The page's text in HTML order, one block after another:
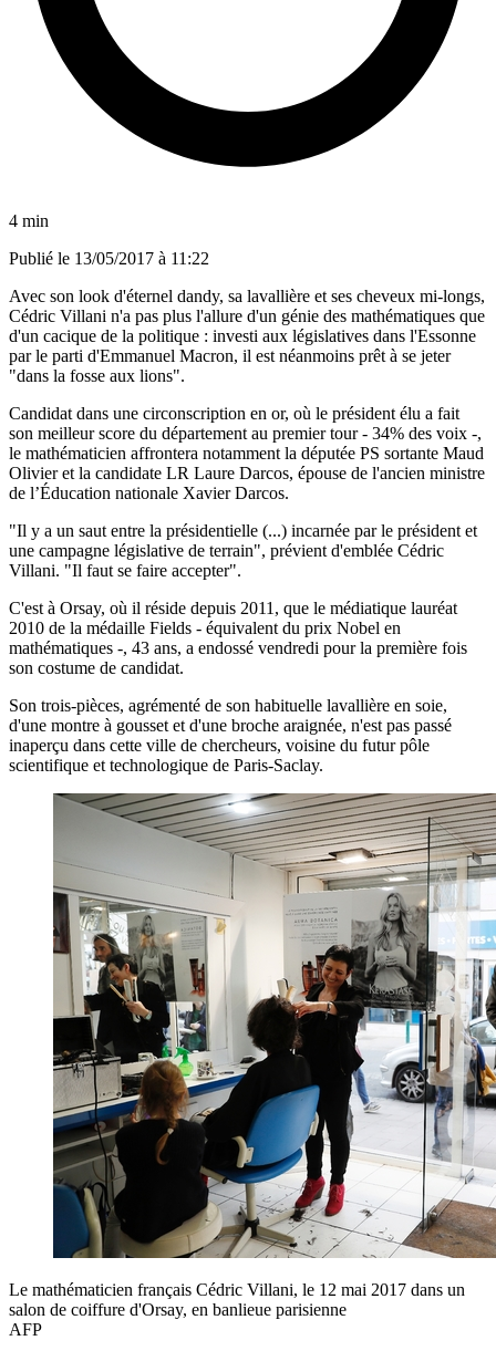
4 min
Publié le 13/05/2017 à 11:22
Avec son look d'éternel dandy, sa lavallière et ses cheveux mi-longs,
Cédric Villani n'a pas plus l'allure d'un génie des mathématiques que
d'un cacique de la politique : investi aux législatives dans l'Essonne
par le parti d'Emmanuel Macron, il est néanmoins prêt à se jeter
"dans la fosse aux lions".
Candidat dans une circonscription en or, où le président élu a fait
son meilleur score du département au premier tour - 34% des voix -,
le mathématicien affrontera notamment la députée PS sortante Maud
Olivier et la candidate LR Laure Darcos, épouse de l'ancien ministre
de l’Éducation nationale Xavier Darcos.
"Il y a un saut entre la présidentielle (...) incarnée par le président et
une campagne législative de terrain", prévient d'emblée Cédric
Villani. "Il faut se faire accepter".
C'est à Orsay, où il réside depuis 2011, que le médiatique lauréat
2010 de la médaille Fields - équivalent du prix Nobel en
mathématiques -, 43 ans, a endossé vendredi pour la première fois
son costume de candidat.
Son trois-pièces, agrémenté de son habituelle lavallière en soie,
d'une montre à gousset et d'une broche araignée, n'est pas passé
inaperçu dans cette ville de chercheurs, voisine du futur pôle
scientifique et technologique de Paris-Saclay.
Le mathématicien français Cédric Villani, le 12 mai 2017 dans un
salon de coiffure d'Orsay, en banlieue parisienne
AFP